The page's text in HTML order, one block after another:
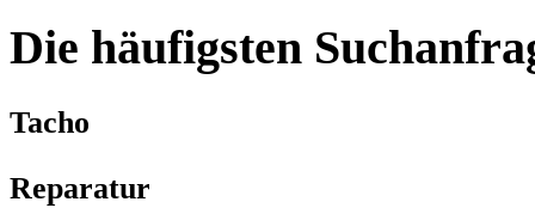
Die häufigsten
Tacho
Reparatur